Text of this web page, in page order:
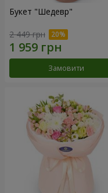
Букет "Шедевр"
2 449 грн
Замовити